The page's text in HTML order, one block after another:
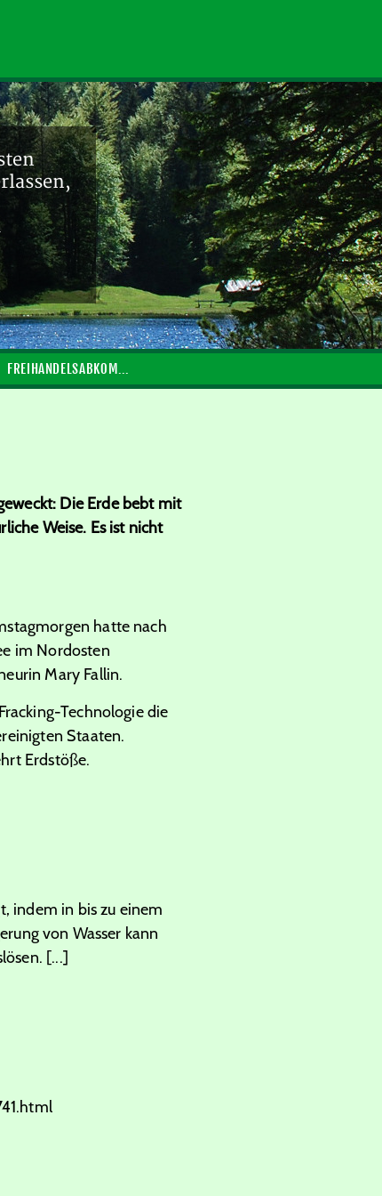
FREIHANDELSABKOMMEN
Die Erde bebt mit
Weise. Es ist nicht
hatte nach
im Nordosten
Mary Fallin.
Technologie die
Staaten.
Erdstöße.
indem in bis zu einem
von Wasser kann
[...]